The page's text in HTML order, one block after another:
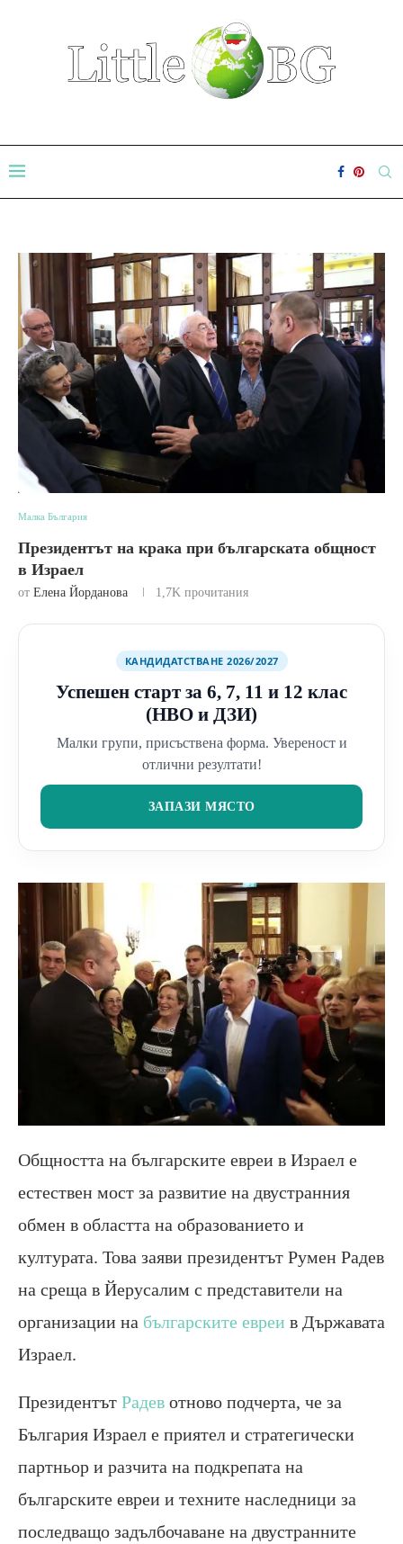
Малка България
Президентът на крака при българската общност
в Израел
от Елена Йорданова 1,7K прочитания
КАНДИДАТСТВАНЕ 2026/2027
Успешен старт за 6, 7, 11 и 12 клас
(НВО и ДЗИ)
Малки групи, присъствена форма. Увереност и
отлични резултати!
ЗАПАЗИ МЯСТО
Общността на българските евреи в Израел е
естествен мост за развитие на двустранния
обмен в областта на образованието и
културата. Това заяви президентът Румен Радев
на среща в Йерусалим с представители на
организации на българските евреи в Държавата
Израел.
Президентът Радев отново подчерта, че за
България Израел е приятел и стратегически
партньор и разчита на подкрепата на
българските евреи и техните наследници за
последващо задълбочаване на двустранните